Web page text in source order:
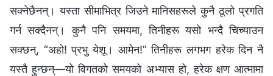
सक्‍नेछैनन्। यस्ता सीमाभित्र जिउने मानिसहरूले कुनै ठूलो प्रगति
गर्न सक्दैनन्। कुनै पनि समयमा, तिनीहरू यसो भन्दै चिच्याउन
सक्छन्, “अहो! प्रभु येशू। आमेन!” तिनीहरू लगभग हरेक दिन नै
यस्तै हुन्छन्—यो विगतको समयको अभ्यास हो, हरेक क्षण आत्मामा